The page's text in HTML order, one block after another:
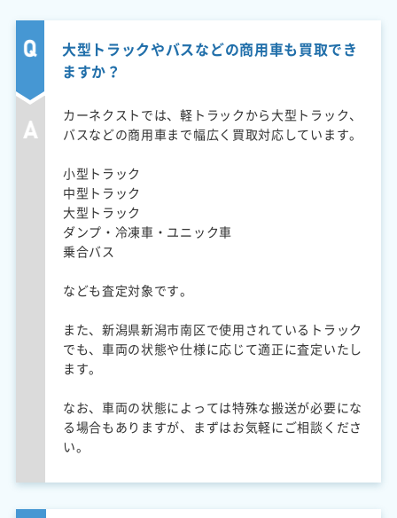
大型トラックやバスなどの商用車も買取でき
ますか？
カーネクストでは、軽トラックから大型トラック、
バスなどの商用車まで幅広く買取対応しています。
小型トラック
中型トラック
大型トラック
ダンプ・冷凍車・ユニック車
乗合バス
なども査定対象です。
また、新潟県新潟市南区で使用されているトラック
でも、車両の状態や仕様に応じて適正に査定いたし
ます。
なお、車両の状態によっては特殊な搬送が必要にな
る場合もありますが、まずはお気軽にご相談くださ
い。